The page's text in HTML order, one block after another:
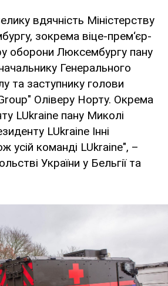
вдячність Міністерству
зокрема віце-прем‘єр-
оборони Люксембургу пану
Генерального
та заступнику голови
Оліверу Норту. Окрема
LUkraine пану Миколі
LUkraine Інні
усій команді LUkraine", –
України у Бельгії та